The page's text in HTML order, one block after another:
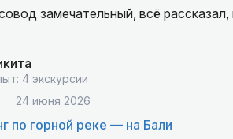
замечательный, всё
4 экскурсии
24 июня 2026
по горной реке — на Бали